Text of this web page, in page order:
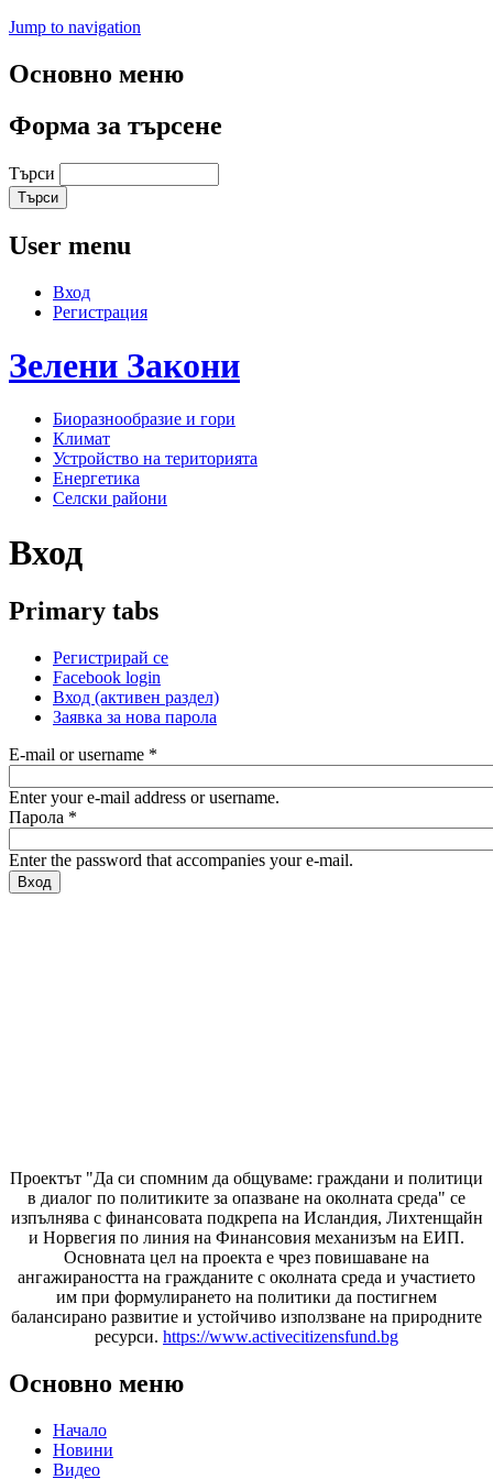
Jump to navigation
Основно меню
Форма за търсене
Търси
User menu
Вход
Регистрация
Зелени Закони
Биоразнообразие и гори
Климат
Устройство на територията
Енергетика
Селски райони
Вход
Primary tabs
Регистрирай се
Facebook login
Вход (активен раздел)
Заявка за нова парола
E-mail or username *
Enter your e-mail address or username.
Парола *
Enter the password that accompanies your e-mail.
Проектът "Да си спомним да общуваме: граждани и политици
в диалог по политиките за опазване на околната среда" се
изпълнява с финансовата подкрепа на Исландия, Лихтенщайн
и Норвегия по линия на Финансовия механизъм на ЕИП.
Основната цел на проекта е чрез повишаване на
ангажираността на гражданите с околната среда и участието
им при формулирането на политики да постигнем
балансирано развитие и устойчиво използване на природните
ресурси. https://www.activecitizensfund.bg
Основно меню
Начало
Новини
Видео